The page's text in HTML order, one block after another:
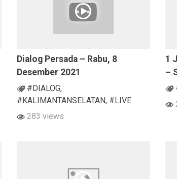
Dialog Persada – Rabu, 8
Desember 2021
#DIALOG,
#KALIMANTANSELATAN, #LIVE
283 views
1
–